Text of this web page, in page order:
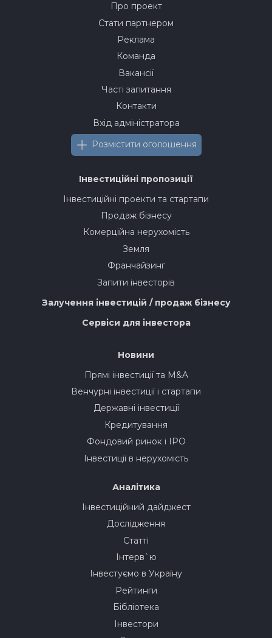
Про проект
Стати партнером
Реклама
Команда
Вакансії
Часті запитання
Контакти
Вхід адміністратора
Розмістити оголошення
Інвестиційні пропозиції
Інвестиційні проекти та стартапи
Продаж бізнесу
Комерційна нерухомість
Земля
Франчайзинг
Запити інвесторів
Залучення інвестицій / продаж бізнесу
Сервіси для інвестора
Новини
Прямі інвестиції та M&A
Венчурні інвестиції і стартапи
Державні інвестиції
Кредитування
Фондовий ринок і IPO
Інвестиції в нерухомість
Аналітика
Інвестиційний дайджест
Дослідження
Статті
Інтерв`ю
Інвестуємо в Україну
Рейтинги
Бібліотека
Інвестори